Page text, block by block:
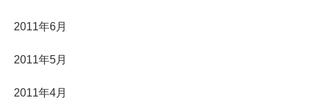
2011年6月
2011年5月
2011年4月